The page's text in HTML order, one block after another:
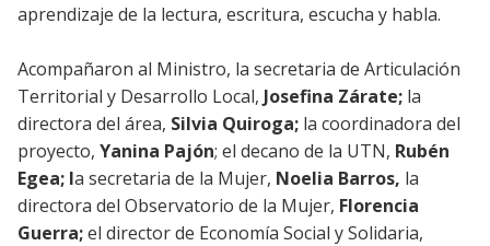
aprendizaje de la lectura, escritura, escucha y habla.
Acompañaron al Ministro, la secretaria de Articulación
Territorial y Desarrollo Local, Josefina Zárate; la
directora del área, Silvia Quiroga; la coordinadora del
proyecto, Yanina Pajón; el decano de la UTN, Rubén
Egea; la secretaria de la Mujer, Noelia Barros, la
directora del Observatorio de la Mujer, Florencia
Guerra;el director de Economía Social y Solidaria,